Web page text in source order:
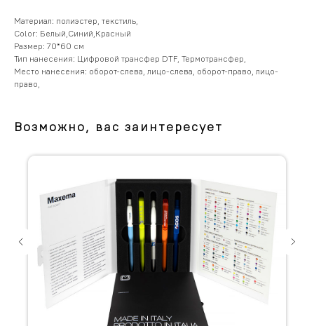
Материал: полиэстер, текстиль,
Color: Белый,Синий,Красный
Размер: 70*60 см
Тип нанесения: Цифровой трансфер DTF, Термотрансфер,
Место нанесения: оборот-слева, лицо-слева, оборот-право, лицо-
право,
Возможно, вас заинтересует